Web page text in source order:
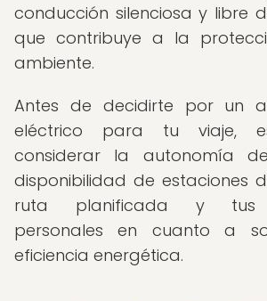
conducción silenciosa y libre
que contribuye a la
ambiente.
Antes de decidirte por un
eléctrico para tu viaje,
considerar la autonomía
disponibilidad de estaciones
ruta planificada y tus
personales en cuanto a
eficiencia energética.